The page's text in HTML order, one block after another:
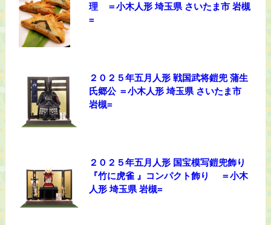
理 ＝小木人形 埼玉県 さいたま市 岩槻
=
２０２５年五月人形 戦国武将鎧兜 蒲生
氏郷公 ＝小木人形 埼玉県 さいたま市
岩槻=
２０２５年五月人形 国宝模写鎧兜飾り
『竹に虎雀 』コンパクト飾り ＝小木
人形 埼玉県 岩槻=